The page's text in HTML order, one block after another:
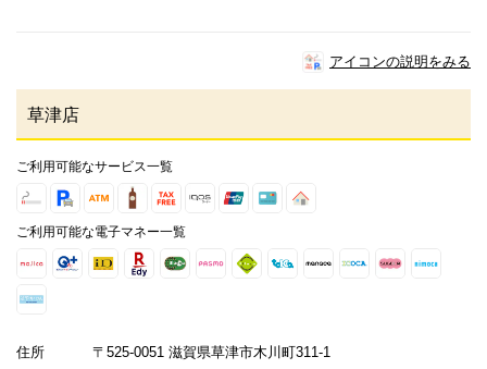
アイコンの説明をみる
草津店
ご利用可能なサービス一覧
ご利用可能な電子マネー一覧
住所
〒525-0051 滋賀県草津市木川町311-1